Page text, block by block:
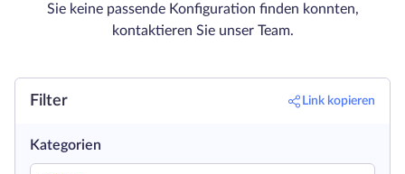
Sie keine passende Konfiguration finden konnten,
kontaktieren Sie unser Team.
Filter Link kopieren
Kategorien